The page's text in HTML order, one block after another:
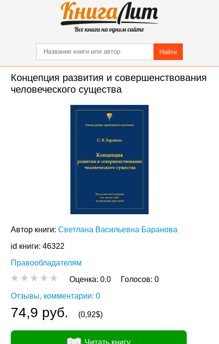
Найти
Концепция развития и совершенствования
человеческого существа
Автор книги:Светлана Васильевна Баранова
id книги: 46322
Правообладателям
Оценка:0.0 Голосов:0
Отзывы, комментарии: 0
74,9 руб. (0,92$)
Читать книгу